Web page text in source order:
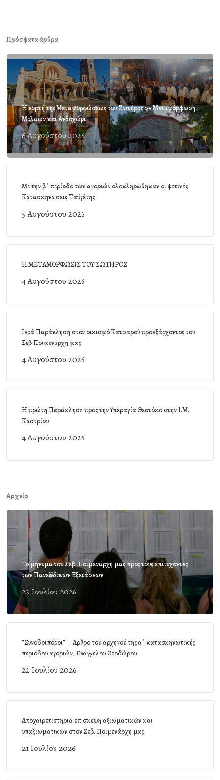
Πρόσφατα άρθρα
Η εορτή της Μεταμορφώσεως του Σωτήρος σε Μεταμόρφωση
Μολάων και Ανθοχώρι
6 Αυγούστου 2026
Με την β΄ περίοδο των αγοριών ολοκληρώθηκαν οι φετινές
Κατασκηνώσεις Ταϋγέτης
5 Αυγούστου 2026
Η ΜΕΤΑΜΟΡΦΩΣΙΣ ΤΟΥ ΣΩΤΗΡΟΣ
4 Αυγούστου 2026
Ιερά Παράκληση στον οικισμό Κατσαρού προεξάρχοντος του
Σεβ Ποιμενάρχη μας
4 Αυγούστου 2026
Η πρώτη Παράκληση προς την Υπεραγία Θεοτόκο στην Ι.Μ.
Καστρίου
4 Αυγούστου 2026
Αρχείο
Το μήνυμα του Σεβ. Ποιμενάρχη μας προς τους επιτυχόντες
των Πανελλαδικών Εξετάσεων
23 Ιουλίου 2026
”Συνοδοιπόροι” – Άρθρο του αρχηγού της α΄ κατασκηνωτικής
περιόδου αγοριών, Ευάγγελου Θεοδώρου
22 Ιουλίου 2026
Αποχαιρετιστήρια επίσκεψη αξιωματικών και
υπαξιωματικών στον Σεβ. Ποιμενάρχη μας
21 Ιουλίου 2026